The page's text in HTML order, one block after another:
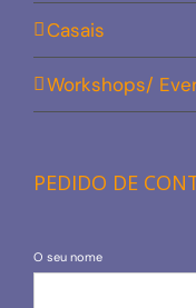
Casais
Workshops/
PEDIDO DE
O seu nome